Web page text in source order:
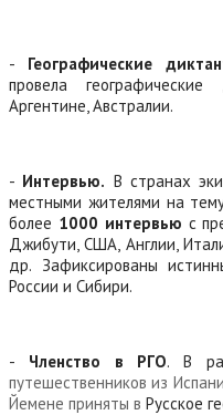
- Географические
провела
Аргентине, Австралии.
- Интервью. В странах
местными жителями на
более 1000 интервью с
Джибути, США, Англии,
др. Зафиксированы
России и Сибири.
- Членство в РГО. В
путешественников из
Йемене приняты в Русское